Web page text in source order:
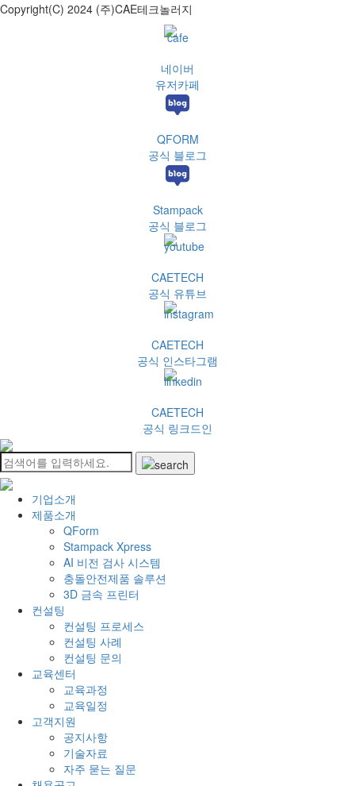
Copyright(C) 2024 (주)CAE테크놀러지
네이버
유저카페
QFORM
공식 블로그
Stampack
공식 블로그
CAETECH
공식 유튜브
CAETECH
공식 인스타그램
CAETECH
공식 링크드인
기업소개
제품소개
QForm
Stampack Xpress
AI 비전 검사 시스템
충돌안전제품 솔루션
3D 금속 프린터
컨설팅
컨설팅 프로세스
컨설팅 사례
컨설팅 문의
교육센터
교육과정
교육일정
고객지원
공지사항
기술자료
자주 묻는 질문